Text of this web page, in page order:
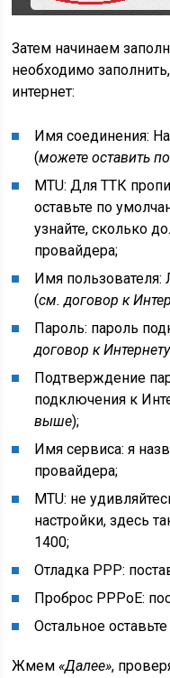
Затем начинаем
необходимо
интернет:
Имя соединения:
(можете оставить
MTU: Для ТТК
оставьте по
узнайте, сколько
провайдера;
Имя пользователя:
(см. договор к
Пароль: пароль
договор к Интернету
Подтверждение
подключения к
выше);
Имя сервиса: я
провайдера;
MTU: не
настройки, здесь
1400;
Отладка PPP:
Проброс PPPoE:
Остальное
Жмем«Далее»,